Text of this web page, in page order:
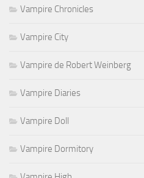
Vampire Chronicles
Vampire City
Vampire de Robert Weinberg
Vampire Diaries
Vampire Doll
Vampire Dormitory